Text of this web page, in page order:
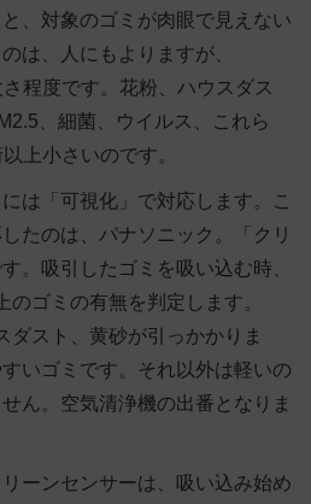
、対象のゴミが肉眼で見えない
は、人にもよりますが、
程度です。花粉、ハウスダス
、細菌、ウイルス、これら
上小さいのです。
は「可視化」で対応します。こ
たのは、パナソニック。「 クリ
す。吸引したゴミを吸い込む時、
ゴミの有無を判定します。
ダスト、黄砂が引っかかりま
いゴミです。それ以外は軽いの
ん。空気清浄機の出番となりま
ーンセンサーは、吸い込み始め